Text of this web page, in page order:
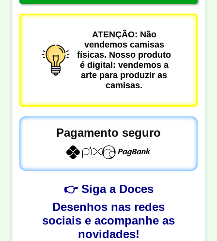
ATENÇÃO: Não
vendemos camisas
físicas. Nosso produto
é digital: vendemos a
arte para produzir as
camisas.
Pagamento seguro
👉 Siga a Doces
Desenhos nas redes
sociais e acompanhe as
novidades!